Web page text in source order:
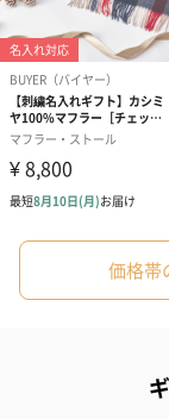
スイーツ
スイーツを同梱し
です。
価格帯